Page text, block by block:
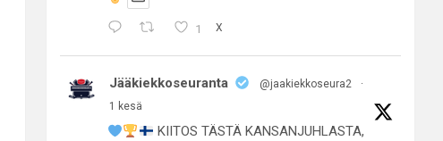
1 X
Jääkiekkoseuranta @jaakiekkoseura2
·
1 kesä
KIITOS TÄSTÄ KANSANJUHLASTA,